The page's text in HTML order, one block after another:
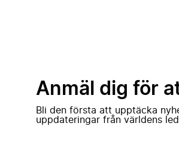
Anmäl dig för
Bli den första att upptäcka
uppdateringar från världens